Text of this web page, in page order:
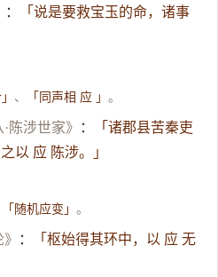
：
「说是要救宝玉的命，诸事
、 「同声相 应 」。
陈涉世家》 ：
「诸郡县苦秦吏
以 应 陈涉。」
「随机应变」。
：
「枢始得其环中，以 应 无